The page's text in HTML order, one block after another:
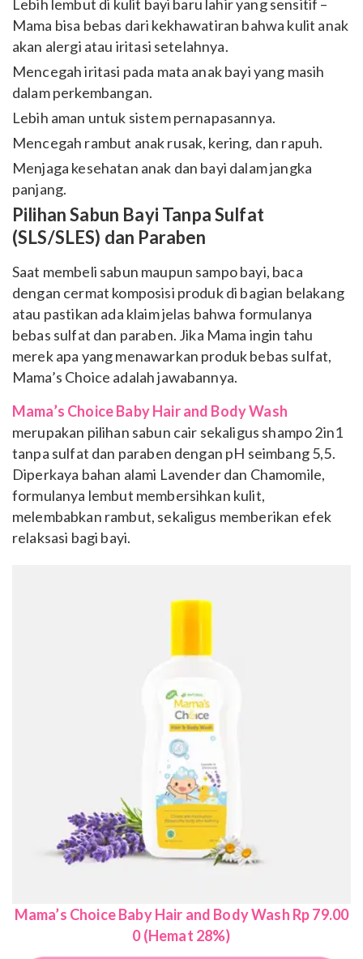
Lebih lembut di kulit bayi baru lahir yang sensitif –
Mama bisa bebas dari kekhawatiran bahwa kulit anak
akan alergi atau iritasi setelahnya.
Mencegah iritasi pada mata anak bayi yang masih
dalam perkembangan.
Lebih aman untuk sistem pernapasannya.
Mencegah rambut anak rusak, kering, dan rapuh.
Menjaga kesehatan anak dan bayi dalam jangka
panjang.
Pilihan Sabun Bayi Tanpa Sulfat
(SLS/SLES) dan Paraben
Saat membeli sabun maupun sampo bayi, baca
dengan cermat komposisi produk di bagian belakang
atau pastikan ada klaim jelas bahwa formulanya
bebas sulfat dan paraben. Jika Mama ingin tahu
merek apa yang menawarkan produk bebas sulfat,
Mama’s Choice adalah jawabannya.
Mama’s Choice Baby Hair and Body Wash
merupakan pilihan sabun cair sekaligus shampo 2in1
tanpa sulfat dan paraben dengan pH seimbang 5,5.
Diperkaya bahan alami Lavender dan Chamomile,
formulanya lembut membersihkan kulit,
melembabkan rambut, sekaligus memberikan efek
relaksasi bagi bayi.
Mama’s Choice Baby Hair and Body Wash Rp 79.00
0 (Hemat 28%)